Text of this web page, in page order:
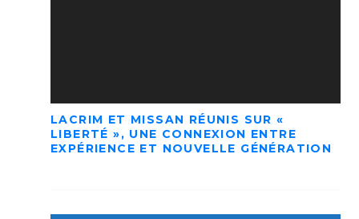
LACRIM ET MISSAN RÉUNIS SUR «
LIBERTÉ », UNE CONNEXION ENTRE
EXPÉRIENCE ET NOUVELLE GÉNÉRATION